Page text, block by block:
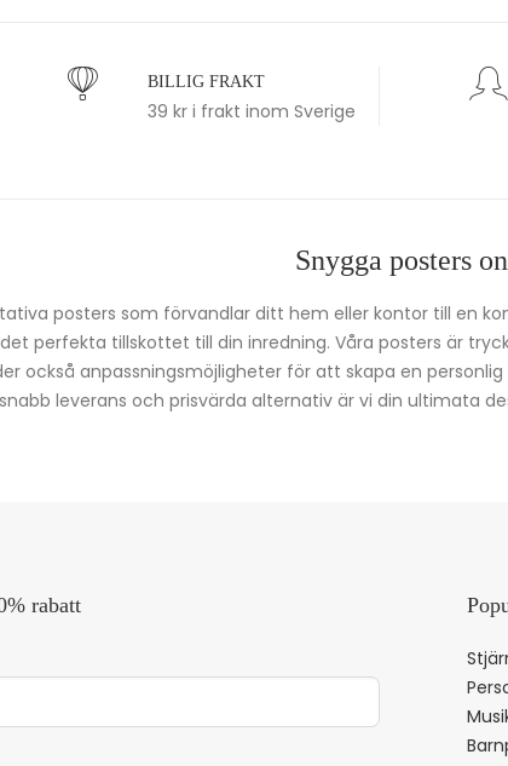
BILLIG FRAKT
39 kr i frakt inom Sverige
Snygga posters
posters som förvandlar ditt hem eller kontor till en
perfekta tillskottet till din inredning. Våra posters är
också anpassningsmöjligheter för att skapa en
leverans och prisvärda alternativ är vi din ultimata
rabatt